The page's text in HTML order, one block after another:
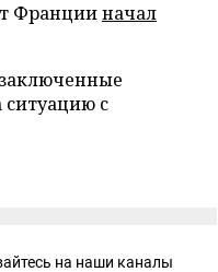
Францииначал
ситуацию с
на наши каналы